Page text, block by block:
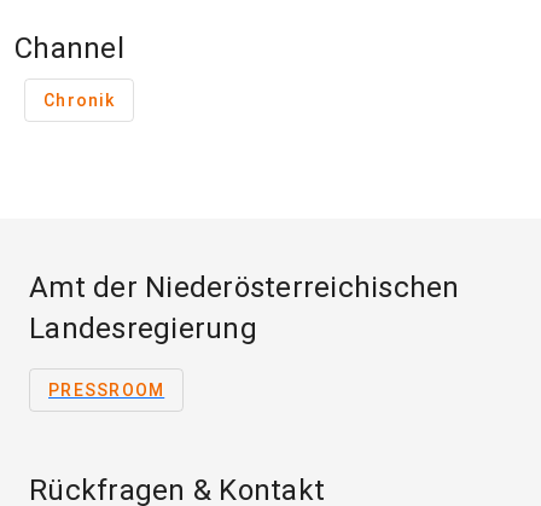
Channel
Chronik
Amt der Niederösterreichischen
Landesregierung
PRESSROOM
Rückfragen & Kontakt